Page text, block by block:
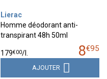
Lierac
Homme déodorant anti-
transpirant 48h 50ml
8€95
179€00/
AJOUTER